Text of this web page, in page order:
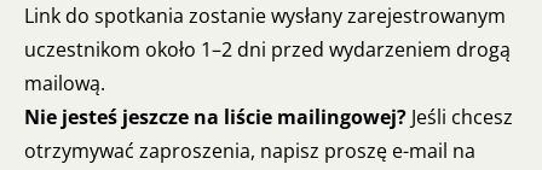
Link do spotkania zostanie wysłany zarejestrowanym
uczestnikom około 1–2 dni przed wydarzeniem drogą
mailową.
Nie jesteś jeszcze na liście mailingowej? Jeśli chcesz
otrzymywać zaproszenia, napisz proszę e-mail na